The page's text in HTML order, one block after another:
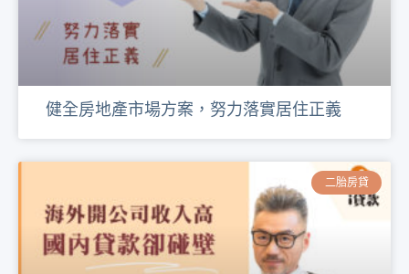
健全房地產市場方案，努力落實居住正義
二胎房貸